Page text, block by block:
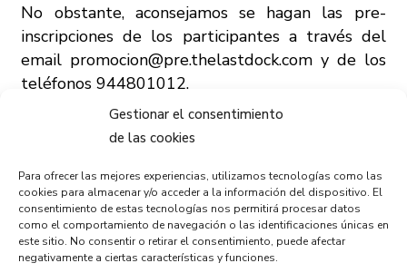
Gestionar el consentimiento
de las cookies
Para ofrecer las mejores experiencias, utilizamos tecnologías como las
cookies para almacenar y/o acceder a la información del dispositivo. El
consentimiento de estas tecnologías nos permitirá procesar datos
como el comportamiento de navegación o las identificaciones únicas en
este sitio. No consentir o retirar el consentimiento, puede afectar
negativamente a ciertas características y funciones.
No obstante, aconsejamos se hagan las pre-
inscripciones de los participantes a través del
email promocion@pre.thelastdock.com y de los
teléfonos 944801012.
La entrega de las obras será hasta las 17h horas
firmar y con su caballete, para someterse a la
evaluación del jurado, que durará hasta las 19h
e irá seguida de la entrega de premios,
momento en el que los premiados deberán